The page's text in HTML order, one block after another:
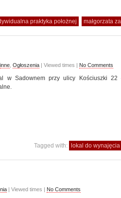
praktyka położnej małgorzata
inne Ogłoszenia | Viewed times | No Comments
w Sadownem przy ulicy Kościuszki
Tagged with: lokal do wynajęcia
| Viewed times | No Comments